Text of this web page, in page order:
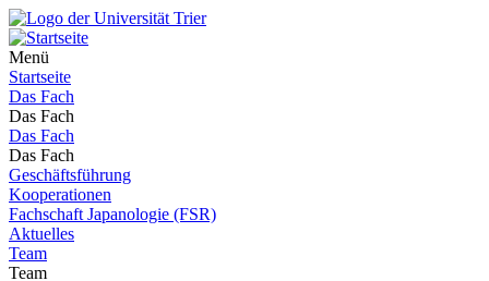
Menü
Startseite
Das Fach
Das Fach
Das Fach
Das Fach
Geschäftsführung
Kooperationen
Fachschaft Japanologie (FSR)
Aktuelles
Team
Team